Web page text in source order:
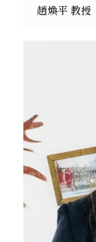
趙煥平 教授